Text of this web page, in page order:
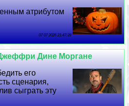
атрибутом
07 07 2026 21:47:39
Дине Моргане
его
сценария,
сыграть эту